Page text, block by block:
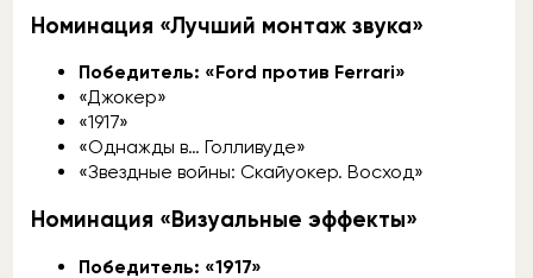
Номинация «Лучший монтаж звука»
Победитель: «Ford против Ferrari»
«Джокер»
«1917»
«Однажды в… Голливуде»
«Звездные войны: Скайуокер. Восход»
Номинация «Визуальные эффекты»
Победитель: «1917»